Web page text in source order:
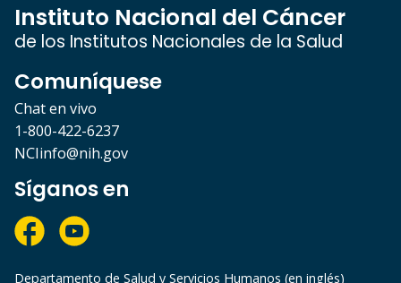
Instituto Nacional del Cáncer
de los Institutos Nacionales de la Salud
Comuníquese
Chat en vivo
1-800-422-6237
NCIinfo@nih.gov
Síganos en
Departamento de Salud y Servicios Humanos (en inglés)